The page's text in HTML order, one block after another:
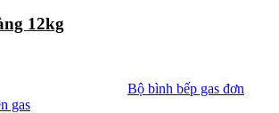
Bộ bình bếp gas đơn
gas
12kg